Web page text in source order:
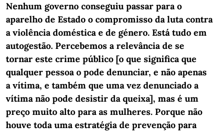
Nenhum governo conseguiu passar para o
aparelho de Estado o compromisso da luta contra
a violência doméstica e de género. Está tudo em
autogestão. Percebemos a relevância de se
tornar este crime público [o que significa que
qualquer pessoa o pode denunciar, e não apenas
a vítima, e também que uma vez denunciado a
vítima não pode desistir da queixa], mas é um
preço muito alto para as mulheres. Porque não
houve toda uma estratégia de prevenção para